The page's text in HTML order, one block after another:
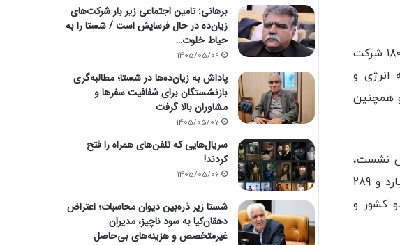
در جریان نشست کمیسیون مشترک همکاری ها در تهران که روسیه با حضور بیش از ۳۰۰ تاجر از ۱۸۰ شرکت
انرژی و
و همچنین
نشست،
امضای سند ساخت و راه اندازی چهار واحد نیروگاه حرارتی بندرعباس با سرمایه گذاری یک میلیارد و 289
کشور و
برهانی: تامین اجتماعی زیر بار شرکت‌های
زیان‌ده در حال فرسایش است / شستا را به
حیاط خلوت…
1405/05/09
پاداش به زیان‌ده‌ها در شستا؛ مطالبه‌گری
بازنشستگان برای شفافیت سفرها و
مشاوران بالا گرفت
1405/05/07
سریال‌هایی که تلفن‌های همراه را فتح
کردند!
1405/05/06
شستا زیر ذره‌بین دیوان محاسبات؛ اعتراض
دهقان‌کیا به سود ناچیز، مدیران
غیرمتخصص و هزینه‌های بی‌حاصل